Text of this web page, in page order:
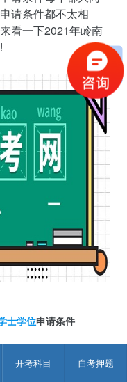
开考科目 自考押题
请条件都不太相
看一下2021年岭南
士学位申请条件